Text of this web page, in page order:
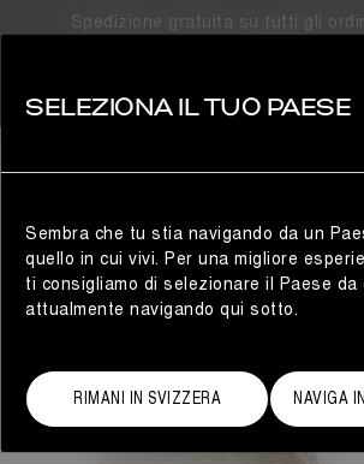
Spedizione gratuita su tutti gli
SELEZIONA IL TUO PAESE
Sembra che tu stia navigando da un
quello in cui vivi. Per una migliore
ti consigliamo di selezionare il Paese da
attualmente navigando qui sotto.
RIMANI IN SVIZZERA NAVIGA